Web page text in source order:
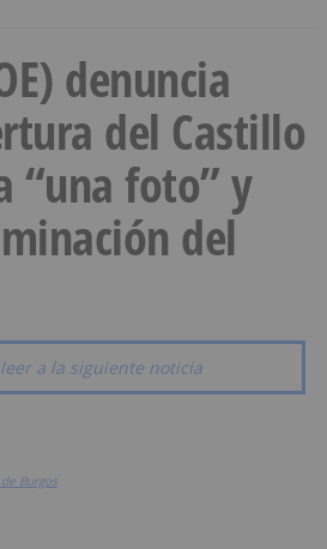
denuncia
del Castillo
“una foto” y
del
a la siguiente noticia
Burgos